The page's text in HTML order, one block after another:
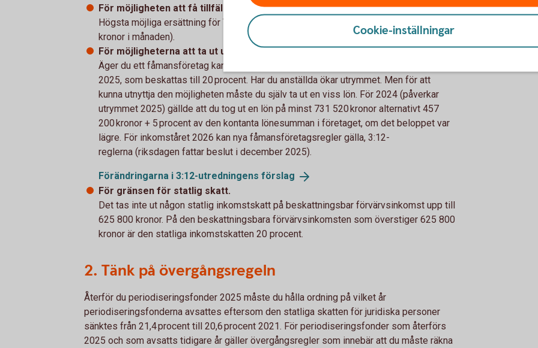
För möjligheten att få tillfällig föräldrapenning (VAB).
Högsta möjliga ersättning för VAB får du vid en årslön på 441 000 kronor (36 750
kronor i månaden).
För möjligheterna att ta ut utdelning.
Äger du ett fåmansföretag kan du ta ut utdelning på 209 550 kronor inkomståret
2025, som beskattas till 20 procent. Har du anställda ökar utrymmet. Men för att
kunna utnyttja den möjligheten måste du själv ta ut en viss lön. För 2024 (påverkar
utrymmet 2025) gällde att du tog ut en lön på minst 731 520 kronor alternativt 457
200 kronor + 5 procent av den kontanta lönesumman i företaget, om det beloppet var
lägre. För inkomståret 2026 kan nya fåmansföretagsregler gälla, 3:12-
reglerna (riksdagen fattar beslut i december 2025).
Förändringarna i 3:12-utredningens förslag
För gränsen för statlig skatt.
Det tas inte ut någon statlig inkomstskatt på beskattningsbar förvärvsinkomst upp till
625 800 kronor. På den beskattningsbara förvärvsinkomsten som överstiger 625 800
kronor är den statliga inkomstskatten 20 procent.
2. Tänk på övergångsregeln
Återför du periodiseringsfonder 2025 måste du hålla ordning på vilket år
periodiseringsfonderna avsattes eftersom den statliga skatten för juridiska personer
sänktes från 21,4 procent till 20,6 procent 2021. För periodiseringsfonder som återförs
2025 och som avsatts tidigare år gäller övergångsregler som innebär att du måste räkna
Cookie-inställningar